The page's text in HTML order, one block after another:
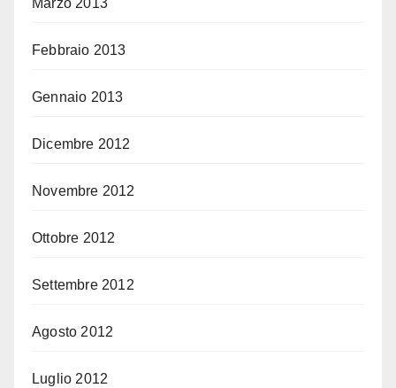
Febbraio 2013
Gennaio 2013
Dicembre 2012
Novembre 2012
Ottobre 2012
Settembre 2012
Agosto 2012
Luglio 2012